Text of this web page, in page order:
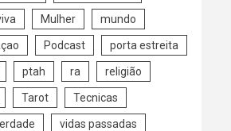
Mulher mundo
Podcast porta estreita
ptah ra religião
Tarot Tecnicas
vidas passadas